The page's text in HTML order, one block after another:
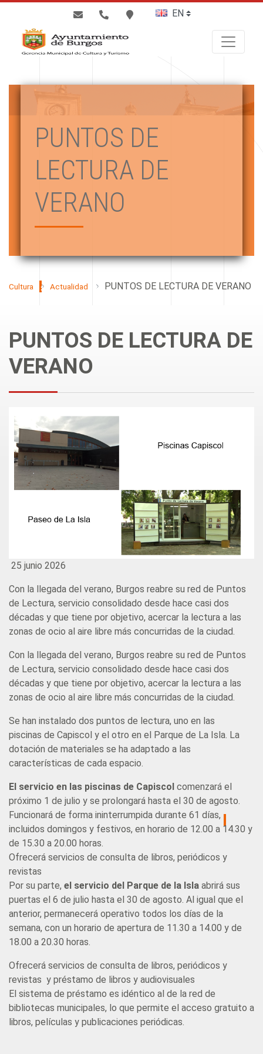
PUNTOS DE
LECTURA DE
VERANO
Cultura Actualidad PUNTOS DE LECTURA DE VERANO
PUNTOS DE LECTURA DE
VERANO
25 junio 2026
Con la llegada del verano, Burgos reabre su red de Puntos
de Lectura, servicio consolidado desde hace casi dos
décadas y que tiene por objetivo, acercar la lectura a las
zonas de ocio al aire libre más concurridas de la ciudad.
Con la llegada del verano, Burgos reabre su red de Puntos
de Lectura, servicio consolidado desde hace casi dos
décadas y que tiene por objetivo, acercar la lectura a las
zonas de ocio al aire libre más concurridas de la ciudad.
Se han instalado dos puntos de lectura, uno en las
piscinas de Capiscol y el otro en el Parque de La Isla. La
dotación de materiales se ha adaptado a las
características de cada espacio.
El servicio en las piscinas de Capiscol comenzará el
próximo 1 de julio y se prolongará hasta el 30 de agosto.
Funcionará de forma ininterrumpida durante 61 días,
incluidos domingos y festivos, en horario de 12.00 a 14.30 y
de 15.30 a 20.00 horas.
Ofrecerá servicios de consulta de libros, periódicos y
revistas
Por su parte, el servicio del Parque de la Isla abrirá sus
puertas el 6 de julio hasta el 30 de agosto. Al igual que el
anterior, permanecerá operativo todos los días de la
semana, con un horario de apertura de 11.30 a 14.00 y de
18.00 a 20.30 horas.
Ofrecerá servicios de consulta de libros, periódicos y
revistas y préstamo de libros y audiovisuales
El sistema de préstamo es idéntico al de la red de
bibliotecas municipales, lo que permite el acceso gratuito a
libros, películas y publicaciones periódicas.